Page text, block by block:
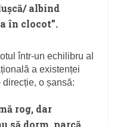
albind
în clocot”.
într-un echilibru al
a existenței
direcție, o șansă:
rog, dar
să dorm, parcă